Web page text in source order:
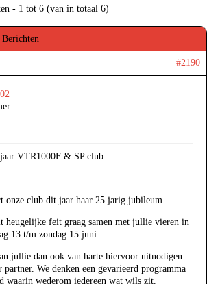
- 1 tot 6 (van in totaal 6)
Berichten
#2190
VTR1000F & SP club
onze club dit jaar haar 25 jarig jubileum.
heugelijke feit graag samen met jullie vieren in
13 t/m zondag 15 juni.
jullie dan ook van harte hiervoor uitnodigen
We denken een gevarieerd programma
waarin wederom iedereen wat wils zit.